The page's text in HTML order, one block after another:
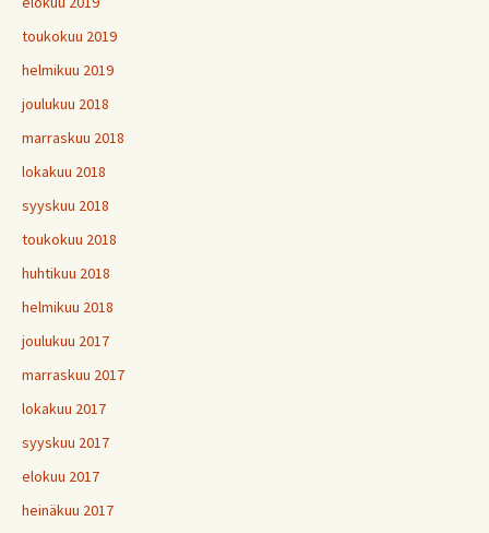
toukokuu 2019
helmikuu 2019
joulukuu 2018
marraskuu 2018
lokakuu 2018
syyskuu 2018
toukokuu 2018
huhtikuu 2018
helmikuu 2018
joulukuu 2017
marraskuu 2017
lokakuu 2017
syyskuu 2017
elokuu 2017
heinäkuu 2017